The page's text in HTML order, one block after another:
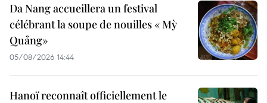
Da Nang accueillera un festival
célébrant la soupe de nouilles « Mỳ
Quảng»
05/08/2026 14:44
Hanoï reconnaît officiellement le